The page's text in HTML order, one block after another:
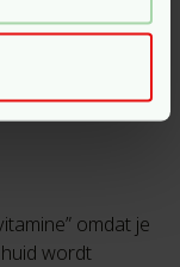
met de juiste
en energiek
omdat je
wordt